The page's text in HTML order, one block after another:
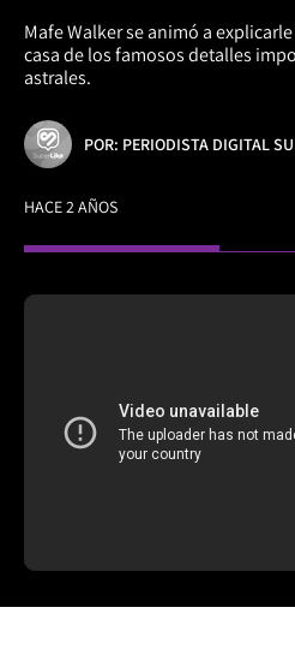
Mafe Walker se animó a
casa de los famosos detalles
astrales.
POR: PERIODISTA DIGITAL
HACE 2 AÑOS